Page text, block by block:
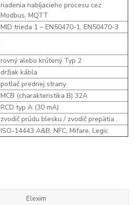
riadenia nabíjacieho procesu cez
Modbus, MQTT
MID trieda 1 – EN50470-1, EN50470-3
rovný alebo krútený Typ 2
držiak kábla
potlač prednej strany
MCB (charakteristika B) 32A
RCD typ A (30 mA)
zvodič prúdu blesku / zvodič prepätia
ISO-14443 A&B, NFC, Mifare, Legic
Elexim